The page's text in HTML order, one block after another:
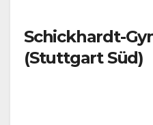
Schickhardt-
(Stuttgart Süd)